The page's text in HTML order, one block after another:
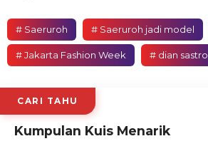
# Saeruroh # Saeruroh jadi model
# Jakarta Fashion Week # dian sastro
CARI TAHU
Kumpulan Kuis Menarik